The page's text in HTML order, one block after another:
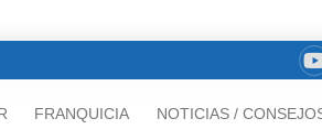
FRANQUICIA NOTICIAS /